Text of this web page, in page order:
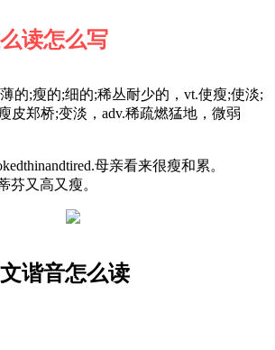
读怎么写
的;瘦的;细的;稀丛耐少的，vt.使瘦;使淡;
皮郑桥;变淡，adv.稀疏燃猛地，微弱
母亲看来很瘦和累。
芬又高又瘦。
谐音怎么读